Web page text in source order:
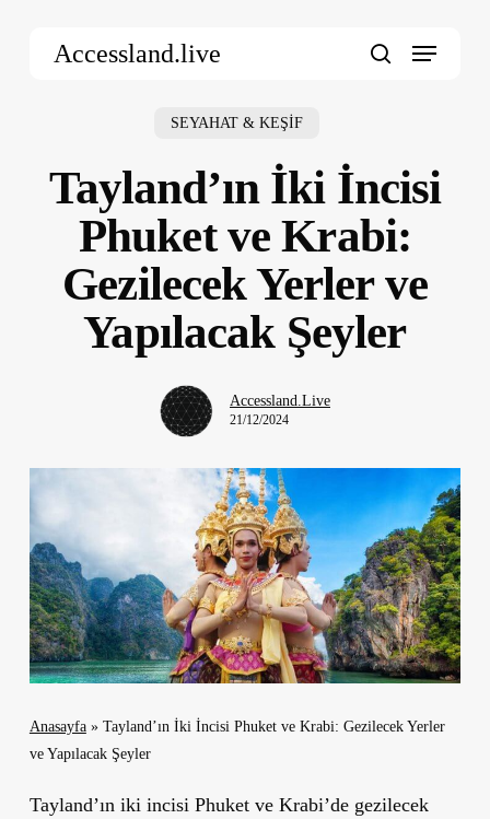
Accessland.live Menu
SEYAHAT & KEŞİF
Tayland’ın İki İncisi
Phuket ve Krabi:
Gezilecek Yerler ve
Yapılacak Şeyler
Accessland.Live
21/12/2024
Anasayfa» Tayland’ın İki İncisi Phuket ve Krabi: Gezilecek Yerler
ve Yapılacak Şeyler
Tayland’ın iki incisi Phuket ve Krabi’de gezilecek